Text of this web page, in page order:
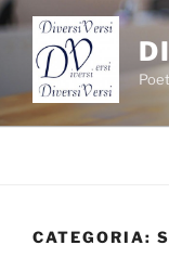
Salta
al
contenuto
CATEGORIA: